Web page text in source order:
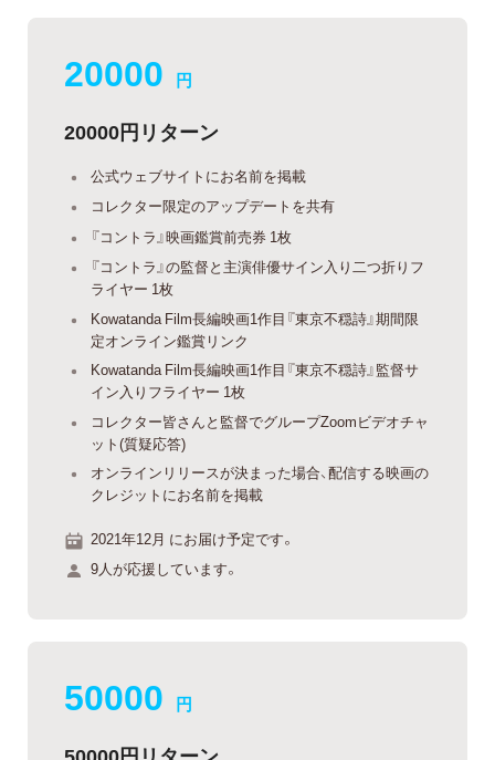
20000 円
20000円リターン
公式ウェブサイトにお名前を掲載
コレクター限定のアップデートを共有
『コントラ』映画鑑賞前売券 1枚
『コントラ』の監督と主演俳優サイン入り二つ折りフ
ライヤー 1枚
Kowatanda Film長編映画1作目『東京不穏詩』期間限
定オンライン鑑賞リンク
Kowatanda Film長編映画1作目『東京不穏詩』監督サ
イン入りフライヤー 1枚
コレクター皆さんと監督でグループZoomビデオチャ
ット(質疑応答)
オンラインリリースが決まった場合、配信する映画の
クレジットにお名前を掲載
2021年12月 にお届け予定です。
9人が応援しています。
50000 円